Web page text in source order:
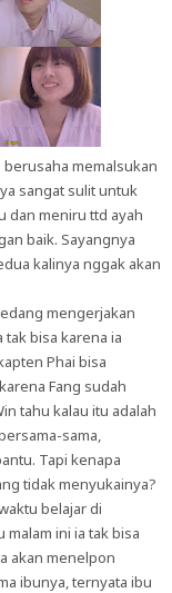
memalsukan
sangat sulit untuk
dan meniru ttd ayah
baik. Sayangnya
kalinya nggak akan
mengerjakan
tak bisa karena ia
Phai bisa
Fang sudah
tahu kalau itu adalah
sama,
Tapi kenapa
tidak menyukainya?
belajar di
ini ia tak bisa
akan menelpon
ibunya, ternyata ibu